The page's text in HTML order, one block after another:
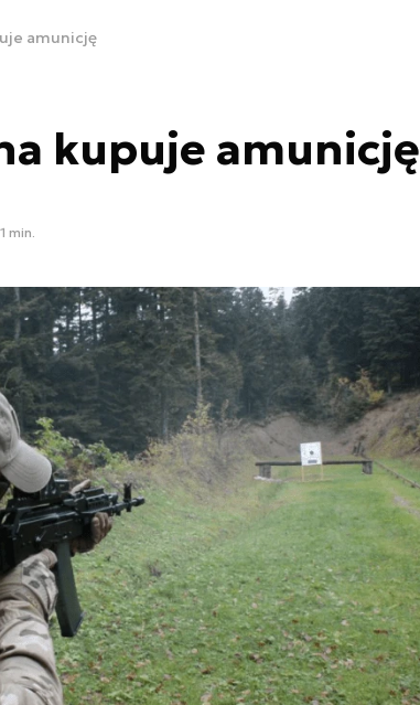
amunicję
kupuje amunicję
1 min.